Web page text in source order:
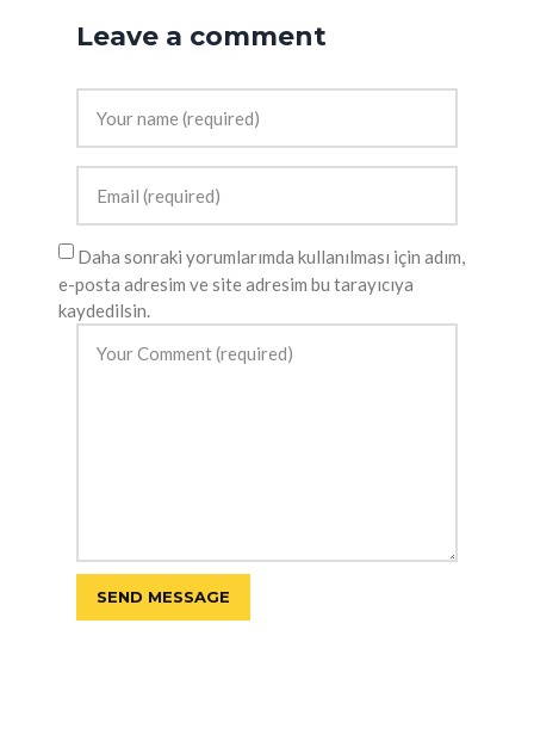
Leave a comment
Daha sonraki yorumlarımda kullanılması için adım,
e-posta adresim ve site adresim bu tarayıcıya
kaydedilsin.